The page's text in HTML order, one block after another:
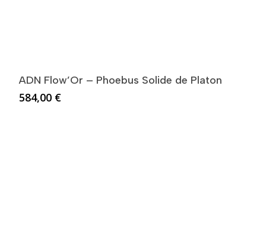
ADN Flow’Or – Phoebus Solide de Platon
584,00 €